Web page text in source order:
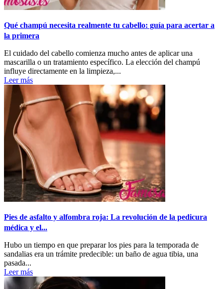
Qué champú necesita realmente tu cabello: guía para acertar a
la primera
El cuidado del cabello comienza mucho antes de aplicar una
mascarilla o un tratamiento específico. La elección del champú
influye directamente en la limpieza,...
Leer más
Pies de asfalto y alfombra roja: La revolución de la pedicura
médica y el...
Hubo un tiempo en que preparar los pies para la temporada de
sandalias era un trámite predecible: un baño de agua tibia, una
pasada...
Leer más